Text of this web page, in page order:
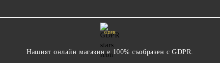
GDPR
Нашият онлайн магазин е 100% съобразен с GDPR.